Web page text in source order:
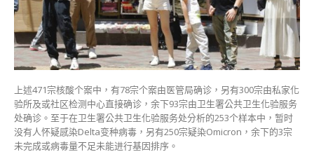
上述471宗核酸个案中，有78宗个案由医管局确诊，另有300宗由私家化
验所及或社区检测中心直接确诊，余下93宗由卫生署公共卫生化验服务
处确诊。至于在卫生署公共卫生化验服务处分析的253个样本中，暂时
没有人怀疑感染Delta变种病毒，另有250宗疑染Omicron，余下的3宗
未完成或病毒量不足未能进行基因排序。